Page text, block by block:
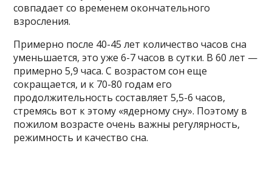
совпадает со временем окончательного
взросления.
Примерно после 40-45 лет количество часов сна
уменьшается, это уже 6-7 часов в сутки. В 60 лет —
примерно 5,9 часа. С возрастом сон еще
сокращается, и к 70-80 годам его
продолжительность составляет 5,5-6 часов,
стремясь вот к этому «ядерному сну». Поэтому в
пожилом возрасте очень важны регулярность,
режимность и качество сна.